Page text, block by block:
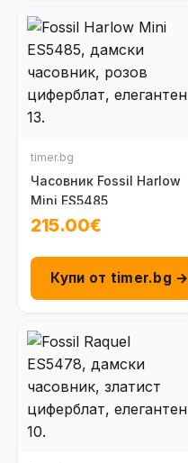
timer.bg
Часовник Fossil Harlow
Mini ES5485
215.00€
Купи от timer.bg →